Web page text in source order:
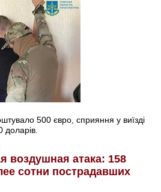
500 євро, сприяння у виїзді
воздушная атака: 158
сотни пострадавших